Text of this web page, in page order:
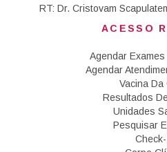
RT: Dr. Cristovam
ACESSO
Agendar
Agendar
Vacina Da
Resultados
Unidades
Pesquisar